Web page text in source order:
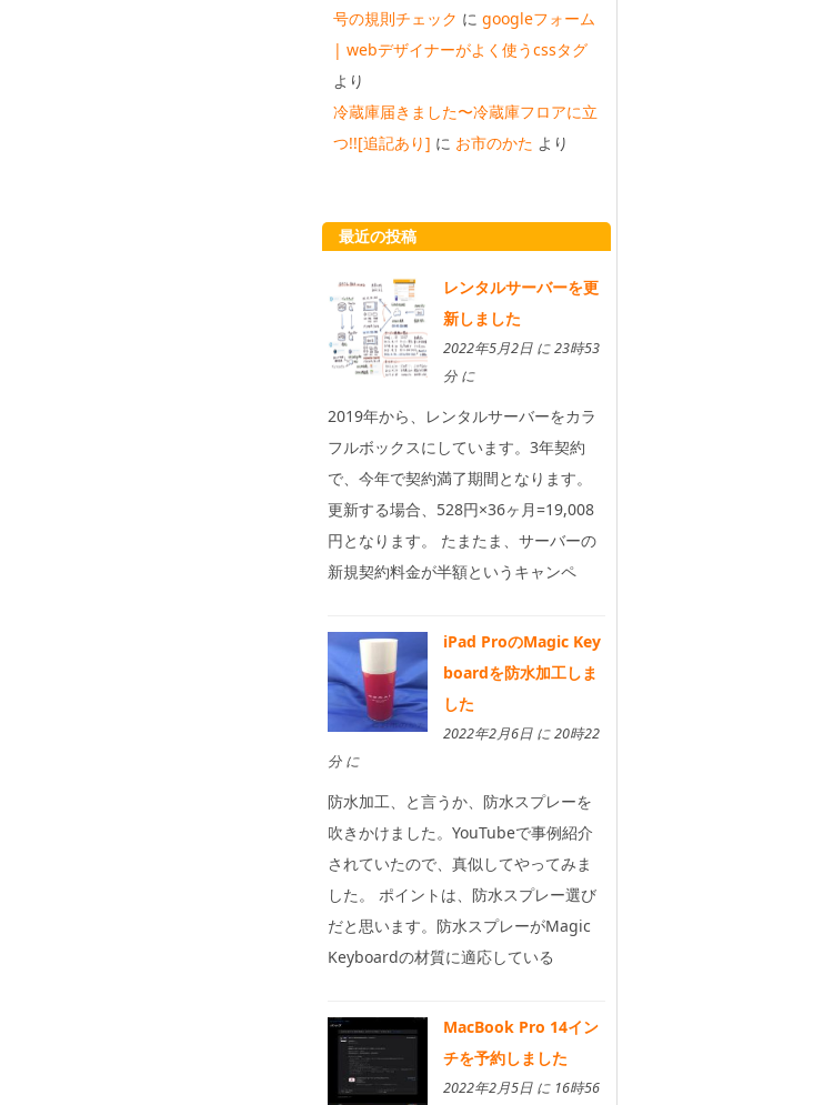
号の規則チェック に googleフォーム
| webデザイナーがよく使うcssタグ
より
冷蔵庫届きました〜冷蔵庫フロアに立
つ!![追記あり] に お市のかた より
最近の投稿
レンタルサーバーを更
新しました
2022年5月2日 に 23時53
分 に
2019年から、レンタルサーバーをカラ
フルボックスにしています。3年契約
で、今年で契約満了期間となります。
更新する場合、528円×36ヶ月=19,008
円となります。 たまたま、サーバーの
新規契約料金が半額というキャンペ
iPad ProのMagic Key
boardを防水加工しま
した
2022年2月6日 に 20時22
分 に
防水加工、と言うか、防水スプレーを
吹きかけました。YouTubeで事例紹介
されていたので、真似してやってみま
した。 ポイントは、防水スプレー選び
だと思います。防水スプレーがMagic
Keyboardの材質に適応している
MacBook Pro 14イン
チを予約しました
2022年2月5日 に 16時56